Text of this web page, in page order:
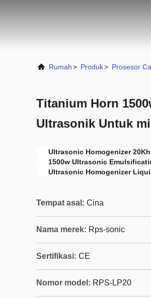
Rumah> Produk> Prosesor
Titanium Horn
Ultrasonik Untuk
Ultrasonic Homogenizer
1500w Ultrasonic
Ultrasonic Homogenizer
Tempat asal: Cina
Nama merek: Rps-sonic
Sertifikasi: CE
Nomor model: RPS-LP20